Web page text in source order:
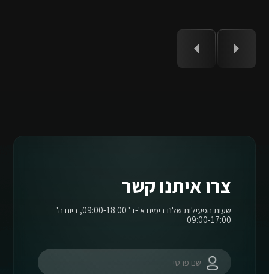
צרו איתנו קשר
שעות הפעילות שלנו בימים א'-ד' 09:00-18:00, ביום ה'
09:00-17:00